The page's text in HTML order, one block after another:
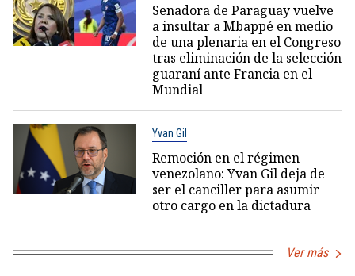
Senadora de Paraguay vuelve
a insultar a Mbappé en medio
de una plenaria en el Congreso
tras eliminación de la selección
guaraní ante Francia en el
Mundial
Yvan Gil
Remoción en el régimen
venezolano: Yvan Gil deja de
ser el canciller para asumir
otro cargo en la dictadura
Ver más